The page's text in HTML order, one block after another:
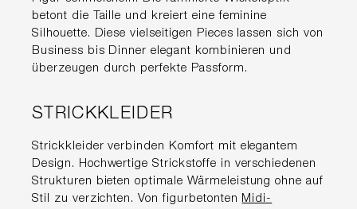
betont die Taille und kreiert eine feminine
Silhouette. Diese vielseitigen Pieces lassen sich von
Business bis Dinner elegant kombinieren und
überzeugen durch perfekte Passform.
STRICKKLEIDER
Strickkleider verbinden Komfort mit elegantem
Design. Hochwertige Strickstoffe in verschiedenen
Strukturen bieten optimale Wärmeleistung ohne auf
Stil zu verzichten. Von figurbetonten Midi-